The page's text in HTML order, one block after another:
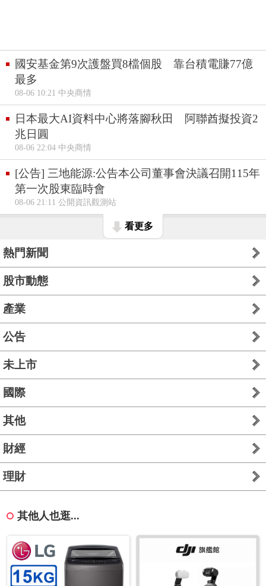
國安基金第9次護盤買8檔個股 靠台積電賺77億
最多
08-06 10:21 中央商情
日本最大AI資料中心將落腳秋田 阿聯酋擬投資2
兆日圓
08-06 22:04 中央商情
[公告] 三地能源:公告本公司董事會決議召開115年
第一次股東臨時會
08-06 21:11 公開資訊觀測站
看更多
熱門新聞
股市動態
產業
公告
未上市
國際
其他
財經
理財
其他人也逛...